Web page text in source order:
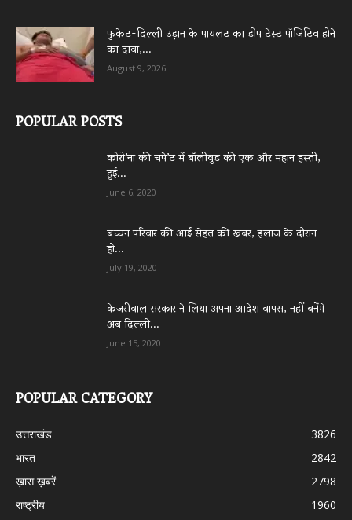
फुकेट-दिल्ली उड़ान के पायलट का डोप टेस्ट पॉजिटिव होने
का दावा,...
August 9, 2026
POPULAR POSTS
कोरो’ना की चपे’ट में बॉलीवुड की एक और महान हस्ती,
हुई...
June 6, 2020
बच्चन परिवार की आई सेहत की खबर, इलाज के दौरान
हो...
July 19, 2020
केजरीवाल सरकार ने लिया अपना आदेश वापस, नहीं बनेंगे
अब दिल्ली...
June 15, 2020
POPULAR CATEGORY
उत्तराखंड
3826
भारत
2842
ख़ास ख़बरें
2798
राष्ट्रीय
1960